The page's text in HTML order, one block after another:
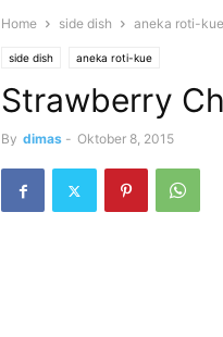
Home side dish aneka roti-kue
side dish aneka roti-kue
Strawberry
By dimas - Oktober 8, 2015